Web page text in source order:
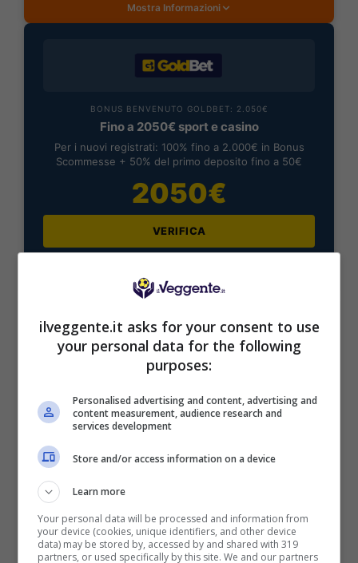
Mostra Informazioni
BONUS BENVENUTO GOLDBET: 2.050€
Fino a 2050€ sport e casino
Per i nuovi registrati: 100% fino a 2.000€ in Bonus
Scommesse + 50% del primo deposito fino a 50€
2050€
VERIFICA
Mostra Informazioni
Fino a 2050€ bonus scommesse e sport
Per i nuovi utenti della piattaforma: 100% fino a 50€ in
Bonus Scommesse + 100% fino a 2000€ in Bonus
VERIFICA
ilveggente.it asks for your consent to use
your personal data for the following
purposes:
Personalised advertising and content, advertising and
content measurement, audience research and
services development
Store and/or access information on a device
Learn more
Your personal data will be processed and information from
your device (cookies, unique identifiers, and other device
data) may be stored by, accessed by and shared with 319
partners, or used specifically by this site. We and our partners